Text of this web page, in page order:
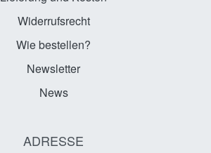
Widerrufsrecht
Wie bestellen?
Newsletter
News
ADRESSE